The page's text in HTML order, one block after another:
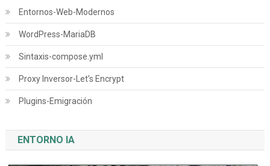
Entornos-Web-Modernos
WordPress-MariaDB
Sintaxis-compose.yml
Proxy Inversor-Let’s Encrypt
Plugins-Emigración
ENTORNO IA